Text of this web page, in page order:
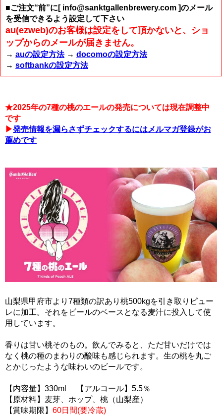
■ご注文“前”に[ info@sanktgallenbrewery.com ]のメール
を受信できるよう設定して下さい
au(ezweb)のお客様は設定をして頂かないと、ショ
ップからのメールが届きません。
→ auの設定方法 → docomoの設定方法
→ softbankの設定方法
★2025年の7種の桃のエールの発売については現在調整中
です
▶発売情報を漏らさずチェックするにはメルマガ登録がお
薦めです
山梨県甲府市より7種類の訳あり桃500kgを引き取りピュー
レに加工。それをビールのベースとなる麦汁に投入して使
用しています。
香りは甘い桃そのもの。飲んでみると、ただ甘いだけでは
なく桃の種のまわりの酸味も感じられます。生の桃を丸ご
とかじったような味わいのビールです。
【内容量】330ml 【アルコール】5.5％
【原材料】麦芽、ホップ、桃（山梨産）
【賞味期限】 60日間(要冷蔵)